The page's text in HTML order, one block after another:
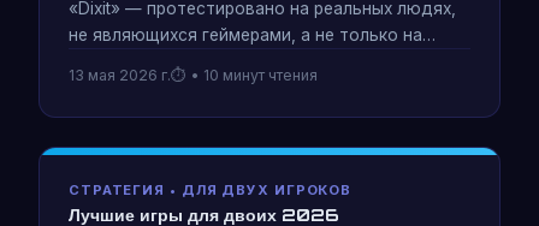
«Dixit» — протестировано на реальных людях,
не являющихся геймерами, а не только на
работает, когда половина стола никогда не
играла в современную настольную игру.
13 мая 2026 г. • 10 минут чтения
СТРАТЕГИЯ • ДЛЯ ДВУХ ИГРОКОВ
Лучшие игры для двоих 2026